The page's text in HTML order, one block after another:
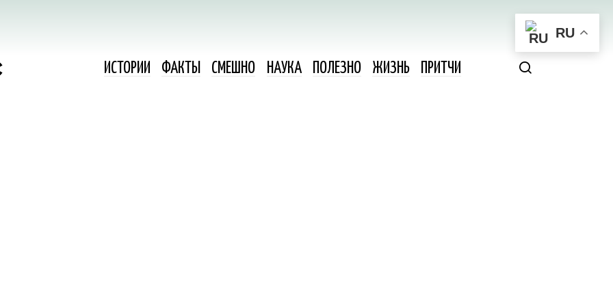
ИСТОРИИ ФАКТЫ СМЕШНО НАУКА ПОЛЕЗНО ЖИЗНЬ ПРИТЧИ
RU